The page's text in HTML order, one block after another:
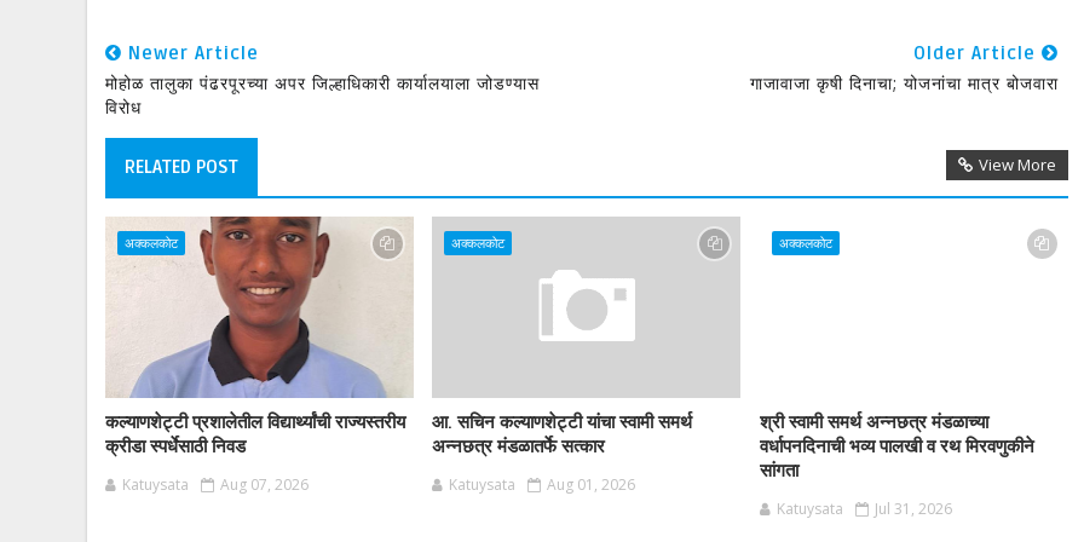
Newer Article
मोहोळ तालुका पंढरपूरच्या अपर जिल्हाधिकारी कार्यालयाला जोडण्यास
विरोध
Older Article
गाजावाजा कृषी दिनाचा; योजनांचा मात्र बोजवारा
RELATED POST View More
अक्कलकोट
कल्याणशेट्टी प्रशालेतील विद्यार्थ्यांची राज्यस्तरीय
क्रीडा स्पर्धेसाठी निवड
Katuysata Aug 07, 2026
अक्कलकोट
आ. सचिन कल्याणशेट्टी यांचा स्वामी समर्थ
अन्नछत्र मंडळातर्फे सत्कार
Katuysata Aug 01, 2026
अक्कलकोट
श्री स्वामी समर्थ अन्नछत्र मंडळाच्या
वर्धापनदिनाची भव्य पालखी व रथ मिरवणुकीने
सांगता
Katuysata Jul 31, 2026